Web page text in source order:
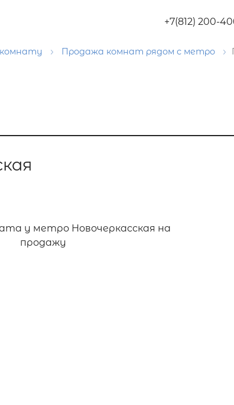
+7(812) 200-
Продажа комнат рядом с метро
у метро Новочеркасская на
продажу